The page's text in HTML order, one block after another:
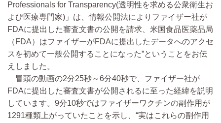
Professionals for Transparency(透明性を求める公衆衛生お
よび医療専門家)」は、情報公開法によりファイザー社が
FDAに提出した審査文書の公開を請求、米国食品医薬品局
（FDA）はファイザーがFDAに提出したデータへのアクセ
スを初めて一般公開することになった”ということをお伝
えしました。
冒頭の動画の2分25秒～6分40秒で、ファイザー社が
FDAに提出した審査文書が公開されるに至った経緯を説明
しています。9分10秒ではファイザーワクチンの副作用が
1291種類上がっていたことを示し、“実はこれらの副作用